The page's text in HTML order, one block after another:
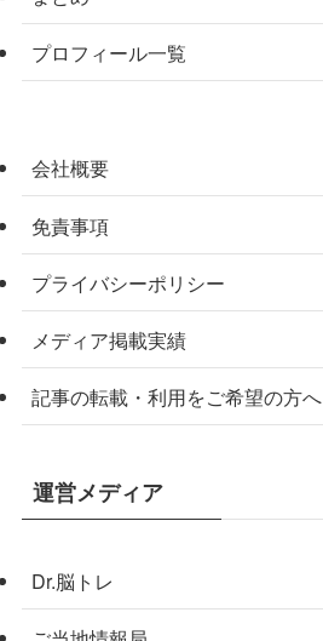
プロフィール一覧
会社概要
免責事項
プライバシーポリシー
メディア掲載実績
記事の転載・利用をご希望の方へ
運営メディア
Dr.脳トレ